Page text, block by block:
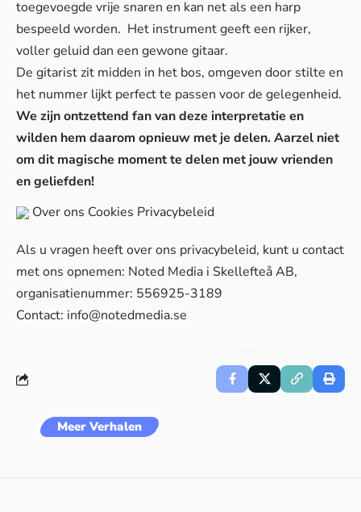
toegevoegde vrije snaren en kan net als een harp
bespeeld worden. Het instrument geeft een rijker,
voller geluid dan een gewone gitaar.
De gitarist zit midden in het bos, omgeven door stilte en
het nummer lijkt perfect te passen voor de gelegenheid.
We zijn ontzettend fan van deze interpretatie en
wilden hem daarom opnieuw met je delen. Aarzel niet
om dit magische moment te delen met jouw vrienden
en geliefden!
Over ons Cookies Privacybeleid
Als u vragen heeft over ons privacybeleid, kunt u contact
met ons opnemen: Noted Media i Skellefteå AB,
organisatienummer: 556925-3189
Contact: info@notedmedia.se
Meer Verhalen